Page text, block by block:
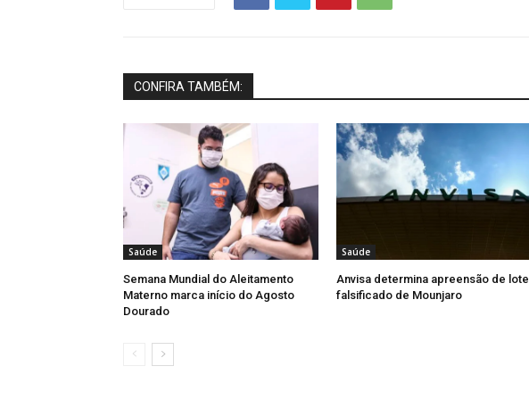
CONFIRA TAMBÉM:
Saúde
Semana Mundial do Aleitamento
Materno marca início do Agosto
Dourado
Saúde
Anvisa determina apreensão de lote
falsificado de Mounjaro